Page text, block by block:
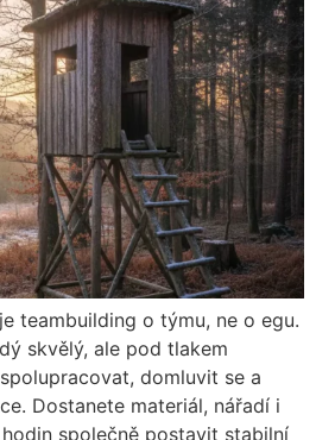
teambuilding o týmu, ne o egu.
skvělý, ale pod tlakem
domluvit se a
Dostanete materiál, nářadí i
společně postavit stabilní